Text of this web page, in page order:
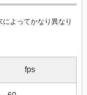
よってかなり異なり
fps